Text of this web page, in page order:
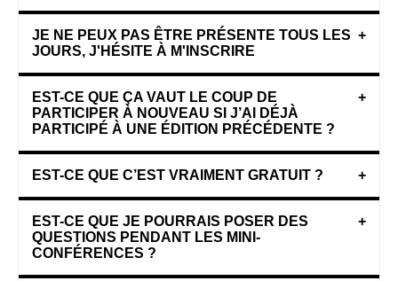
JE NE PEUX PAS ÊTRE PRÉSENTE TOUS LES
JOURS, J'HÉSITE À M'INSCRIRE
+
EST-CE QUE ÇA VAUT LE COUP DE
PARTICIPER À NOUVEAU SI J’AI DÉJÀ
PARTICIPÉ À UNE ÉDITION PRÉCÉDENTE ?
+
EST-CE QUE C’EST VRAIMENT GRATUIT ? +
EST-CE QUE JE POURRAIS POSER DES
QUESTIONS PENDANT LES MINI-
CONFÉRENCES ?
+